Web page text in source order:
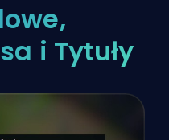
i Tytuły